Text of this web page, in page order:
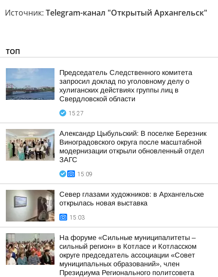
Источник: Telegram-канал "Открытый Архангельск"
ТОП
Председатель Следственного комитета
запросил доклад по уголовному делу о
хулиганских действиях группы лиц в
Свердловской области
15:27
Александр Цыбульский: В поселке Березник
Виноградовского округа после масштабной
модернизации открыли обновленный отдел
ЗАГС
15:09
Север глазами художников: в Архангельске
открылась новая выставка
15:03
На форуме «Сильные муниципалитеты –
сильный регион» в Котласе и Котласском
округе председатель ассоциации «Совет
муниципальных образований», член
Президиума Регионального политсовета